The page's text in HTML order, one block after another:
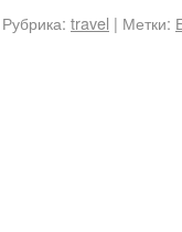
Рубрика: travel | Метки: